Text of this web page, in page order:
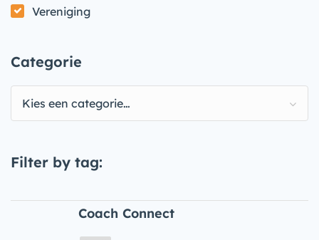
Vereniging
Categorie
Kies een categorie…
Filter by tag:
Coach Connect